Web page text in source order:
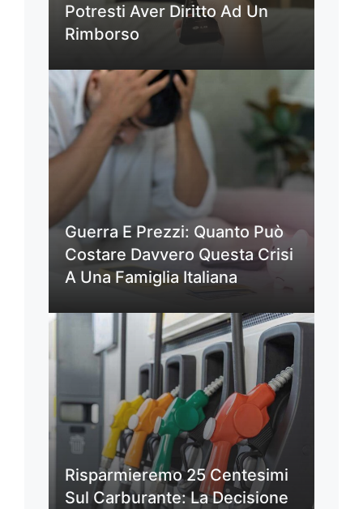
Potresti Aver Diritto Ad Un
Rimborso
Guerra E Prezzi: Quanto Può
Costare Davvero Questa Crisi
A Una Famiglia Italiana
Risparmieremo 25 Centesimi
Sul Carburante: La Decisione